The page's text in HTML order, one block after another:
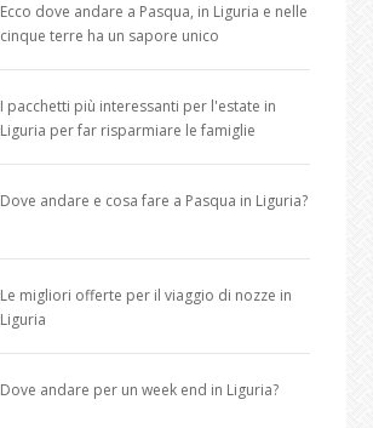
Ecco dove andare a Pasqua, in Liguria e nelle
cinque terre ha un sapore unico
I pacchetti più interessanti per l'estate in
Liguria per far risparmiare le famiglie
Dove andare e cosa fare a Pasqua in Liguria?
Le migliori offerte per il viaggio di nozze in
Liguria
Dove andare per un week end in Liguria?